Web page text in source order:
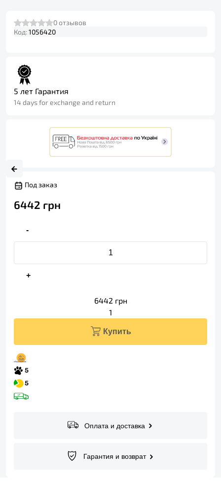
0отзывов
Код:1056420
5 лет Гарантия
14 days for exchange and return
Под заказ
6442 грн
-
+
6442 грн
1
Купить
Оплата и доставка
Гарантия и возврат